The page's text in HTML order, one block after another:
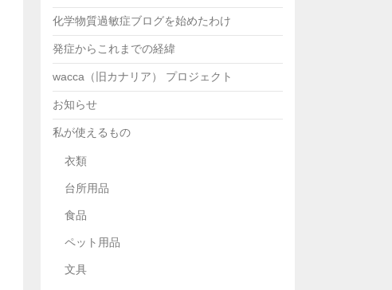
化学物質過敏症ブログを始めたわけ
発症からこれまでの経緯
wacca（旧カナリア） プロジェクト
お知らせ
私が使えるもの
衣類
台所用品
食品
ペット用品
文具